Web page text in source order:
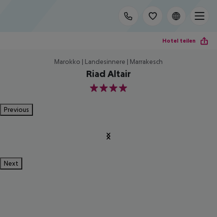
Hotel teilen
Marokko | Landesinnere | Marrakesch
Riad Altair
4
Previous
Next